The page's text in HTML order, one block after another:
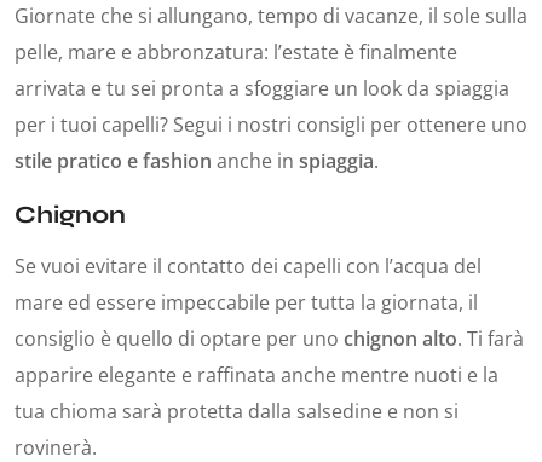
Giornate che si allungano, tempo di vacanze, il sole sulla
pelle, mare e abbronzatura: l’estate è finalmente
arrivata e tu sei pronta a sfoggiare un look da spiaggia
per i tuoi capelli? Segui i nostri consigli per ottenere uno
stile pratico e fashion anche in spiaggia.
Chignon
Se vuoi evitare il contatto dei capelli con l’acqua del
mare ed essere impeccabile per tutta la giornata, il
consiglio è quello di optare per uno chignon alto. Ti farà
apparire elegante e raffinata anche mentre nuoti e la
tua chioma sarà protetta dalla salsedine e non si
rovinerà.